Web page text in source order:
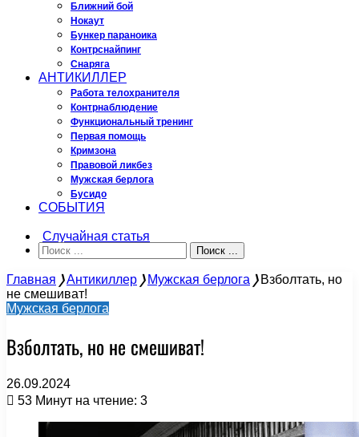
Ближний бой
Нокаут
Бункер параноика
Контрснайпинг
Снаряга
АНТИКИЛЛЕР
Работа телохранителя
Контрнаблюдение
Функциональный тренинг
Первая помощь
Кримзона
Правовой ликбез
Мужская берлога
Бусидо
СОБЫТИЯ
Случайная статья
Поиск ...
Главная ❭Антикиллер ❭ Мужская берлога ❭ Взболтать, но
не смешиват!
Мужская берлога
Взболтать, но не смешиват!
26.09.2024
53 Минут на чтение: 3